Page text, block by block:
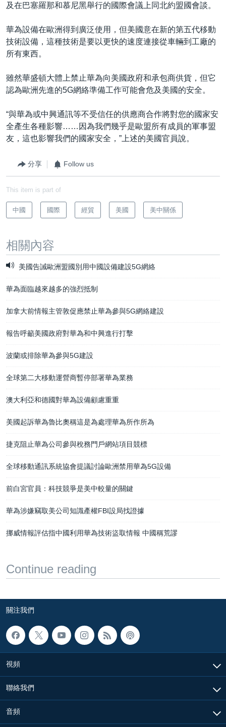
及在巴塞羅那和慕尼黑舉行的國際會議上同北約盟國會談。
華為設備在歐洲得到廣泛使用，但美國意在新的第五代移動
技術設備，這種技術是要以更快的速度連接從車輛到工廠的
所有東西。
雖然華盛頓大體上禁止華為向美國政府和承包商供貨，但它
認為歐洲先進的5G網絡準備工作可能會危及美國的安全。
“與華為或中興通訊等不受信任的供應商合作將對您的國家安
全產生各種影響……因為我們幾乎是歐盟所有成員的軍事盟
友，這也影響我們的國家安全，”上述的美國官員說。
分享 Follow us
This item is part of
中國 國際 經貿 美國 美中關係
相關內容
美國告誡歐洲盟國別用中國設備建設5G網絡
華為面臨越來越多的強烈抵制
加拿大前情報主管敦促應禁止華為參與5G網絡建設
報告呼籲美國政府對華為和中興進行打擊
波蘭或排除華為參與5G建設
全球第二大移動運營商暫停部署華為業務
澳大利亞和德國對華為設備顧慮重重
美國起訴華為魯比奧稱這是為處理華為所作所為
捷克阻止華為公司參與稅務門戶網站項目競標
全球移動通訊系統協會提議討論歐洲禁用華為5G設備
前白宮官員：科技競爭是美中較量的關鍵
華為涉嫌竊取美公司知識產權FBI設局找證據
挪威情報評估指中國利用華為技術盜取情報 中國稱荒謬
Continue reading
關注我們
視頻
聯絡我們
音頻